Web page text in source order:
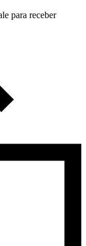
para receber